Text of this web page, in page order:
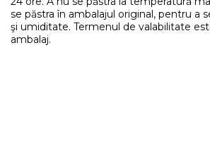
se păstra în ambalajul original, pentru a
şi umiditate. Termenul de valabilitate
ambalaj.